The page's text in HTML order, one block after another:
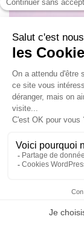
Faolan,